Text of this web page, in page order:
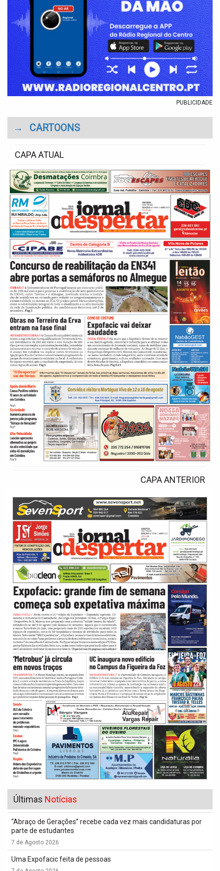
PUBLICIDADE
→ CARTOONS
CAPA ATUAL
CAPA ANTERIOR
Últimas Notícias
“Abraço de Gerações” recebe cada vez mais candidaturas por
parte de estudantes
7 de Agosto 2026
Uma Expofacic feita de pessoas